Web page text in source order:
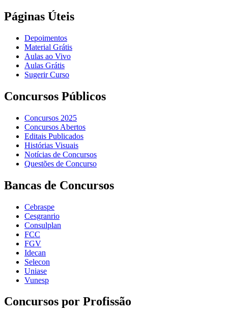
Páginas Úteis
Depoimentos
Material Grátis
Aulas ao Vivo
Aulas Grátis
Sugerir Curso
Concursos Públicos
Concursos 2025
Concursos Abertos
Editais Publicados
Histórias Visuais
Notícias de Concursos
Questões de Concurso
Bancas de Concursos
Cebraspe
Cesgranrio
Consulplan
FCC
FGV
Idecan
Selecon
Uniase
Vunesp
Concursos por Profissão